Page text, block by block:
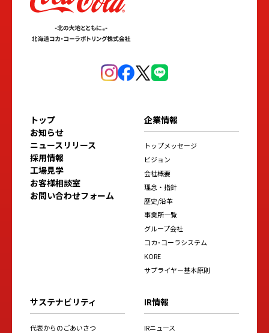
トップ
お知らせ
ニュースリリース
採用情報
工場見学
お客様相談室
お問い合わせフォーム
企業情報
トップメッセージ
ビジョン
会社概要
理念・指針
歴史/沿革
事業所一覧
グループ会社
コカ･コーラシステム
KORE
サプライヤー基本原則
サステナビリティ
代表からのごあいさつ
IR情報
IRニュース